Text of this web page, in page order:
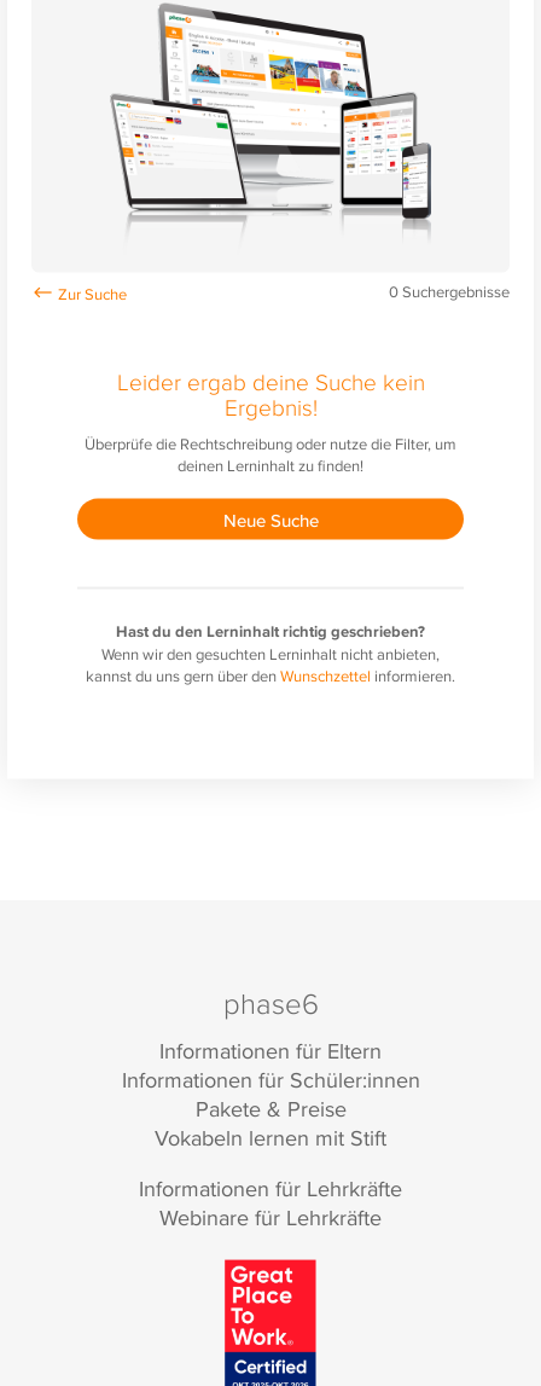
0Suchergebnisse
Leider ergab deine Suche kein
Ergebnis!
Überprüfe die Rechtschreibung oder nutze die Filter, um
deinen Lerninhalt zu finden!
Neue Suche
Hast du den Lerninhalt richtig geschrieben?
Wenn wir den gesuchten Lerninhalt nicht anbieten,
kannst du uns gern über denWunschzettel informieren.
phase6
Informationen für Eltern
Informationen für Schüler:innen
Pakete & Preise
Vokabeln lernen mit Stift
Informationen für Lehrkräfte
Webinare für Lehrkräfte